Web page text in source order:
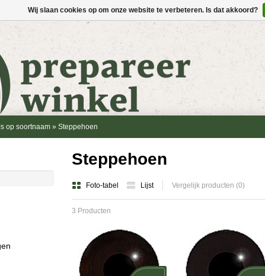
op soortnaam » Steppehoen
Steppehoen
Foto-tabel Lijst Vergelijk producten (0)
3 Producten
Wij slaan cookies op om onze website te verbeteren. Is dat akkoord?